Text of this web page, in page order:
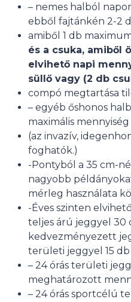
– nemes halból
ebből fajtánkén 2-2
amiből 1 db
és a csuka, amiből
elvihető napi
süllő vagy (2 db
compó megtartása
– egyéb őshonos
maximális mennyiség
(az invazív,
foghatók.)
-Pontyból a 35 cm-
nagyobb
mérleg használata
-Éves szinten
teljes árú jeggyel 30
kedvezményezett
területi jeggyel 15
– 24 órás területi
meghatározott
– 24 órás sportcélú